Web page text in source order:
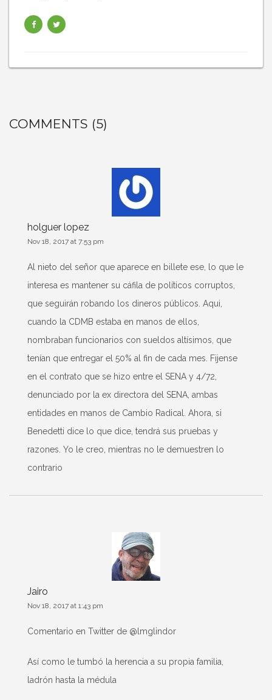
COMMENTS (5)
holguer lopez
Nov 18, 2017 at 7:53 pm
Al nieto del señor que aparece en billete ese, lo que le
interesa es mantener su cáfila de políticos corruptos,
que seguirán robando los dineros públicos. Aqui,
cuando la CDMB estaba en manos de ellos,
nombraban funcionarios con sueldos altísimos, que
tenían que entregar el 50% al fin de cada mes. Fijense
en el contrato que se hizo entre el SENA y 4/72,
denunciado por la ex directora del SENA, ambas
entidades en manos de Cambio Radical. Ahora, si
Benedetti dice lo que dice, tendrá sus pruebas y
razones. Yo le creo, mientras no le demuestren lo
contrario
Jairo
Nov 18, 2017 at 1:43 pm
Comentario en Twitter de @lmglindor
Así como le tumbó la herencia a su propia familia,
ladrón hasta la médula